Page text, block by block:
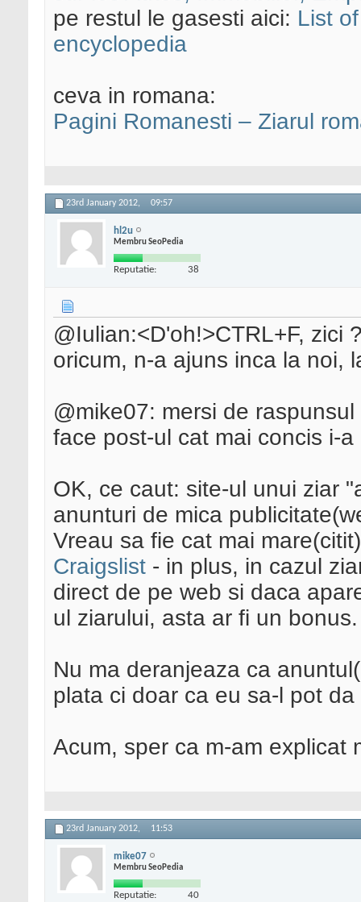
pe restul le gasesti aici: List
encyclopedia
ceva in romana:
Pagini Romanesti – Ziarul
23rd January 2012, 09:57
hl2u
Membru SeoPedia
Reputatie: 38
@Iulian:<D'oh!>CTRL+F, zici
oricum, n-a ajuns inca la noi,
@mike07: mersi de
face post-ul cat mai concis i-
OK, ce caut: site-ul unui ziar
anunturi de mica
Vreau sa fie cat mai
Craigslist - in plus, in cazul
direct de pe web si daca
ul ziarului, asta ar fi un bonus.
Nu ma deranjeaza ca
plata ci doar ca eu sa-l pot
Acum, sper ca m-am explicat
23rd January 2012, 11:53
mike07
Membru SeoPedia
Reputatie: 40